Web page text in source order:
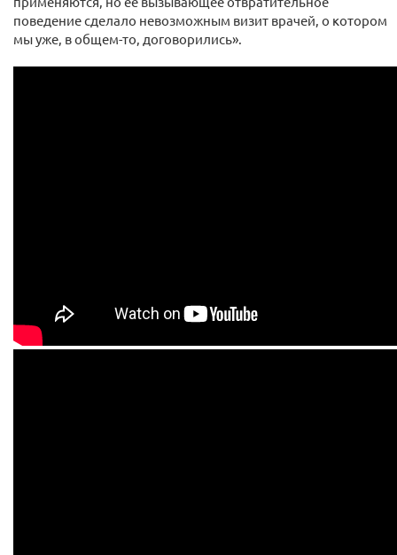
поведение сделало невозможным визит врачей, о котором
мы уже, в общем-то, договорились».